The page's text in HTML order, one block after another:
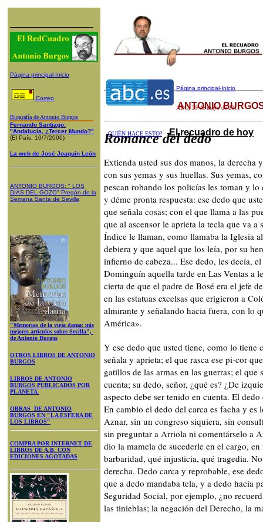
Página principal-Inicio
Correo
Biografía de Antonio Burgos
Fernando Santiago:
"Andalucía, ¿Tercer Mundo?"
(El País, 10/7/2006)
La web de José Joaquín León
ANTONIO BURGOS: " LOS
DÍAS DEL GOZO" Pregón de la
Semana Santa de Sevilla
"Memorias de la vieja dama: mis
mejores artículos sobre Sevilla",
de Antonio Burgos
OTROS LIBROS DE ANTONIO
BURGOS
LIBROS DE ANTONIO
BURGOS PUBLICADOS POR
PLANETA
OBRAS DE ANTONIO
BURGOS EN "LA ESFERA DE
LOS LIBROS"
COMPRA POR INTERNET DE
LIBROS DE A.B. CON
EDICIONES AGOTADAS
Página principal-Inicio
ABC, 29 de mayo de 2011
¿QUIÉN HACE ESTO? El recuadro de hoy
ANTONIO
Romance del dedo
Extienda usted sus dos manos, la
con sus yemas y sus huellas. Sus yemas,
pescan robando los policías les toman y
y déme pronta respuesta: ese dedo que
que señala cosas; con el que llama a las
que al ascensor le aprieta la tecla que va a
Índice le llaman, como llamaba la Iglesia
debiera y que aquel que los leía, por su
infierno de cabeza... Ese dedo, les decía,
Dominguín aquella tarde en Las Ventas a
cierta de que el padre de Bosé era el jefe
en las estatuas excelsas que erigieron a
almirante y señalando hacia fuera, con lo
América».
Y ese dedo que usted tiene, como lo
señala y aprieta; el que rasca ese pi-cor
gatillos de las armas en las guerras; el que
cuenta; su dedo, señor, ¿qué es? ¿De
aspecto debe ser tenido en cuenta. El
En cambio el dedo del carca es facha y es
Aznar, sin un congreso siquiera, sin
sin preguntar a Arriola ni comentárselo a
dio la mamela de sucederle en el cargo,
barbaridad, qué injusticia, qué tragedia.
derecha. Dedo carca y reprobable, ese
que a dedo mandaba tela, y a dedo hacía
Seguridad Social, por ejemplo, ¿no
las tinieblas; la negación del Derecho, la